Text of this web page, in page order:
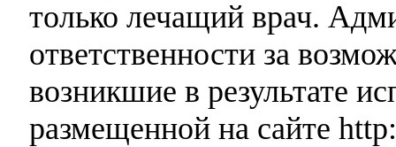
только лечащий врач.
ответственности за
возникшие в результате
размещенной на сайте